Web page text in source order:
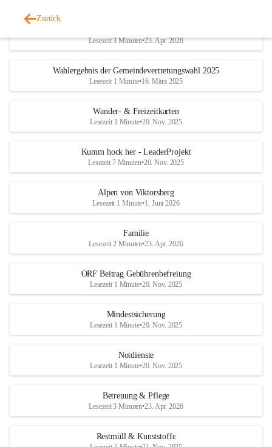
Zurück
Lesezeit 3 Minuten•23. Apr. 2026
Wahlergebnis der Gemeindevertretungswahl 2025
Lesezeit 1 Minute•16. März 2025
Wander- & Freizeitkarten
Lesezeit 1 Minute•20. Nov. 2025
Kumm hock her - LeaderProjekt
Lesezeit 7 Minuten•20. Nov. 2025
Alpen von Viktorsberg
Lesezeit 1 Minute•1. Juni 2026
Familie
Lesezeit 2 Minuten•23. Apr. 2026
ORF Beitrag Gebührenbefreiung
Lesezeit 1 Minute•20. Nov. 2025
Mindestsicherung
Lesezeit 1 Minute•20. Nov. 2025
Notdienste
Lesezeit 1 Minute•20. Nov. 2025
Betreuung & Pflege
Lesezeit 3 Minuten•23. Apr. 2026
Restmüll & Kunststoffe